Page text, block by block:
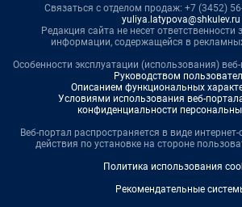
Связаться с отделом продаж: +7 (3452)
yuliya.latypova@shkulev.ru
Редакция сайта не несет ответственности
информации, содержащейся в
Особенности эксплуатации (использования)
Руководством
Описанием функциональных
Условиями использования веб-
конфиденциальности
Веб-портал распространяется в виде
действия по установке на стороне
Политика использования
Рекомендательные